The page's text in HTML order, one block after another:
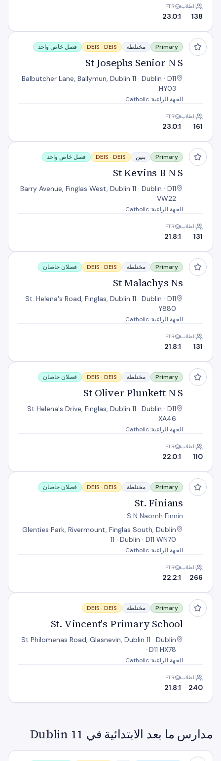
الطلاب
138
PTR
23.0:1
St Josephs Senior N S
Primary مختلطة DEIS · DEIS فصل خاص واحد
St Josephs Senior N S
Balbutcher Lane, Ballymun, Dublin 11 · Dublin · D11
HY03
الجهة الراعية: Catholic
الطلاب
161
PTR
23.0:1
St Kevins B N S
Primary بنين DEIS · DEIS فصل خاص واحد
St Kevins B N S
Barry Avenue, Finglas West, Dublin 11 · Dublin · D11
VW22
الجهة الراعية: Catholic
الطلاب
131
PTR
21.8:1
St Malachys Ns
Primary مختلطة DEIS · DEIS فصلان خاصان
St Malachys Ns
St. Helena's Road, Finglas, Dublin 11 · Dublin · D11
Y880
الجهة الراعية: Catholic
الطلاب
131
PTR
21.8:1
St Oliver Plunkett N S
Primary مختلطة DEIS · DEIS فصلان خاصان
St Oliver Plunkett N S
St Helena's Drive, Finglas, Dublin 11 · Dublin · D11
XA46
الجهة الراعية: Catholic
الطلاب
110
PTR
22.0:1
St. Finians
Primary مختلطة DEIS · DEIS فصلان خاصان
St. Finians
S N Naomh Finnin
Glenties Park, Rivermount, Finglas South, Dublin
11 · Dublin · D11 WN70
الجهة الراعية: Catholic
الطلاب
266
PTR
22.2:1
St. Vincent's Primary School
Primary مختلطة DEIS · DEIS
St. Vincent's Primary School
St Philomenas Road, Glasnevin, Dublin 11 · Dublin
· D11 HX78
الجهة الراعية: Catholic
الطلاب
240
PTR
21.8:1
مدارس ما بعد الابتدائية في Dublin 11
Beneavin De La Salle College